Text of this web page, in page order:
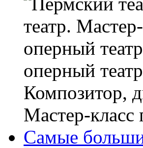
театр.
оперный
оперный
Композитор,
Мастер-класс
Самые